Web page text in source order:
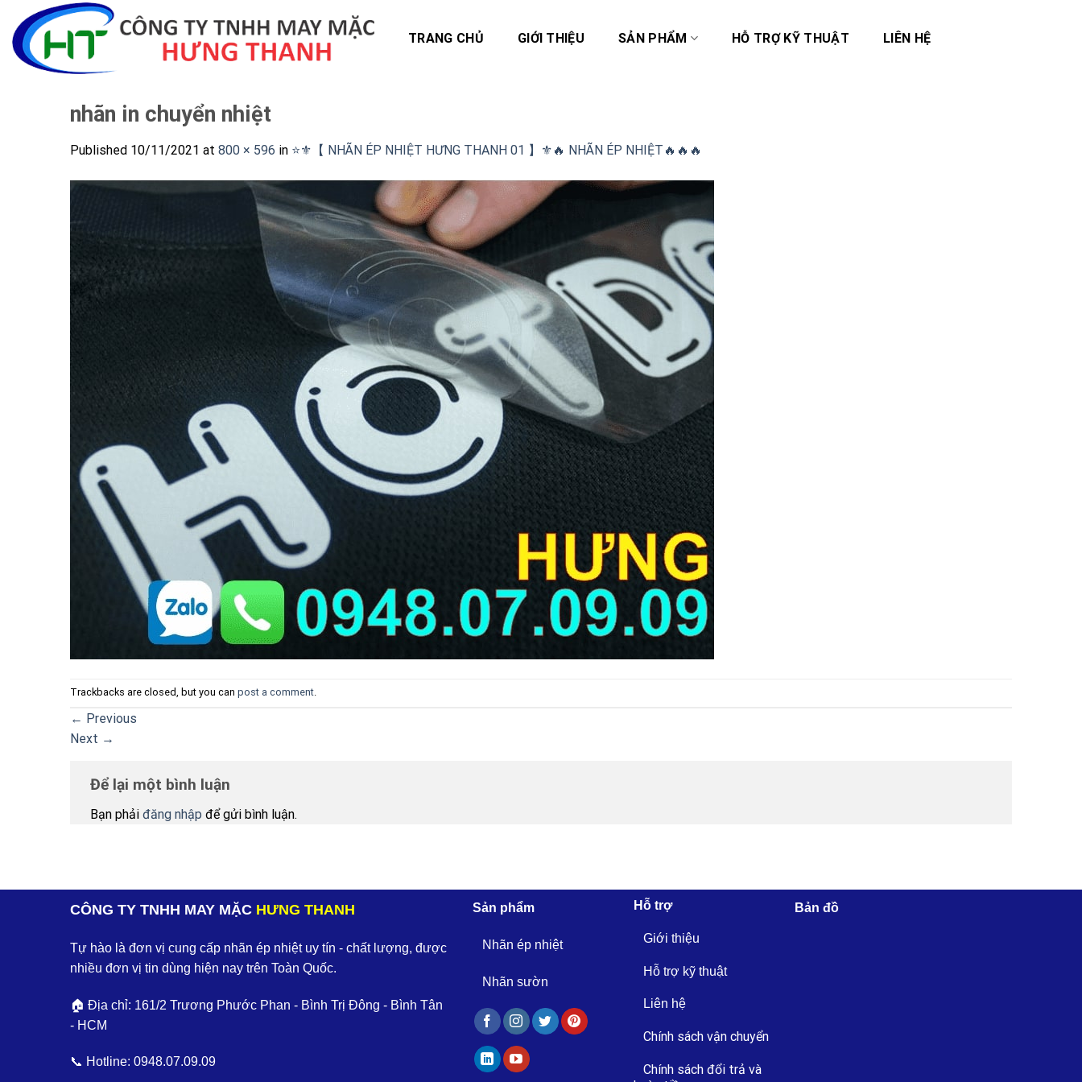
content
TRANG CHỦ GIỚI THIỆU SẢN PHẨM HỖ TRỢ KỸ THUẬT LIÊN HỆ
nhãn in chuyển nhiệt
Published 10/11/2021 at 800 × 596 in ⭐️⚜️【 NHÃN ÉP NHIỆT HƯNG THANH 01 】⚜️🔥 NHÃN ÉP NHIỆT🔥🔥🔥
Trackbacks are closed, but you can post a comment
← Previous
Next →
Để lại một bình luận
Bạn phải đăng nhập để gửi bình luận.
CÔNG TY TNHH MAY MẶC HƯNG THANH
Tự hào là đơn vị cung cấp nhãn ép nhiệt uy tín - chất lượng, được
nhiều đơn vị tin dùng hiện nay trên Toàn Quốc.
🏠 Địa chỉ: 161/2 Trương Phước Phan - Bình Trị Đông - Bình Tân
- HCM
📞 Hotline: 0948.07.09.09
Sản phẩm
Nhãn ép nhiệt
Nhãn sườn
Hỗ trợ
Giới thiệu
Hỗ trợ kỹ thuật
Liên hệ
Chính sách vận chuyển
Chính sách đổi trả và
Bản đồ